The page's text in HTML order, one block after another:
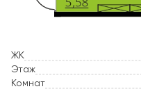
ЖК
Этаж
Комнат